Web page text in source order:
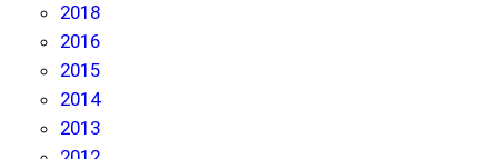
2018
2016
2015
2014
2013